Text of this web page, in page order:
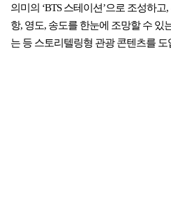
의미의 ‘BTS 스테이션’으로 조성하
항, 영도, 송도를 한눈에 조망할 수 있
는 등 스토리텔링형 관광 콘텐츠를